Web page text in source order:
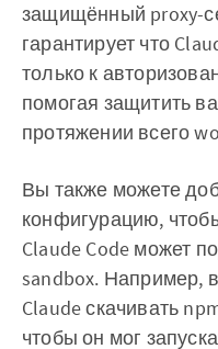
защищённый proxy-
гарантирует что
только к
помогая защитить
протяжении всего
Вы также можете
конфигурацию,
Claude Code может
sandbox. Например,
Claude скачивать
чтобы он мог